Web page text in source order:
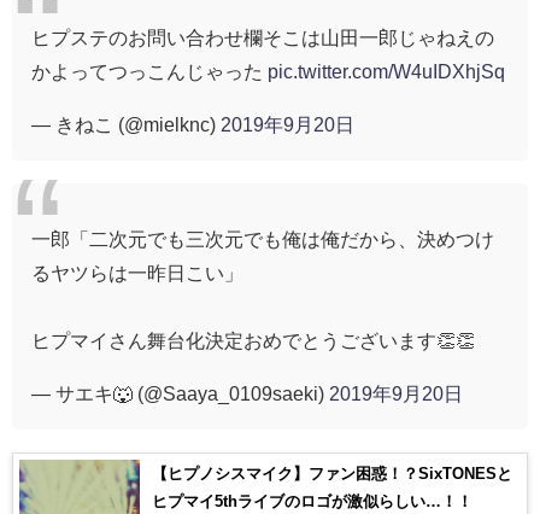
ヒプステのお問い合わせ欄そこは山田一郎じゃねえの
かよってつっこんじゃった pic.twitter.com/W4uIDXhjSq
— きねこ (@mielknc) 2019年9月20日
一郎「二次元でも三次元でも俺は俺だから、決めつけ
るヤツらは一昨日こい」
ヒプマイさん舞台化決定おめでとうございます👏👏
— サエキ🐺 (@Saaya_0109saeki) 2019年9月20日
【ヒプノシスマイク】ファン困惑！？SixTONESと
ヒプマイ5thライブのロゴが激似らしい…！！